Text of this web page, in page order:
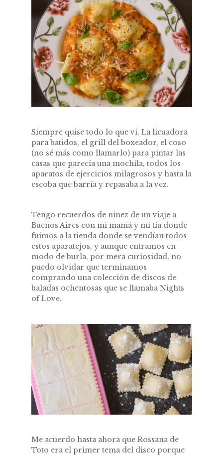
Siempre quise todo lo que vi. La licuadora
para batidos, el grill del boxeador, el coso
(no sé más como llamarlo) para pintar las
casas que parecía una mochila, todos los
aparatos de ejercicios milagrosos y hasta la
escoba que barría y repasaba a la vez.
Tengo recuerdos de niñez de un viaje a
Buenos Aires con mi mamá y mi tía donde
fuimos a la tienda donde se vendían todos
estos aparatejos, y aunque entramos en
modo de burla, por mera curiosidad, no
puedo olvidar que terminamos
comprando una colección de discos de
baladas ochentosas que se llamaba Nights
of Love.
Me acuerdo hasta ahora que Rossana de
Toto era el primer tema del disco porque